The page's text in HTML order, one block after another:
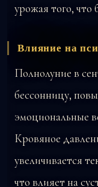
урожая того, что
Влияние на
Полнолуние в
бессонницу,
эмоциональные
Кровяное
увеличивается
что влияет на